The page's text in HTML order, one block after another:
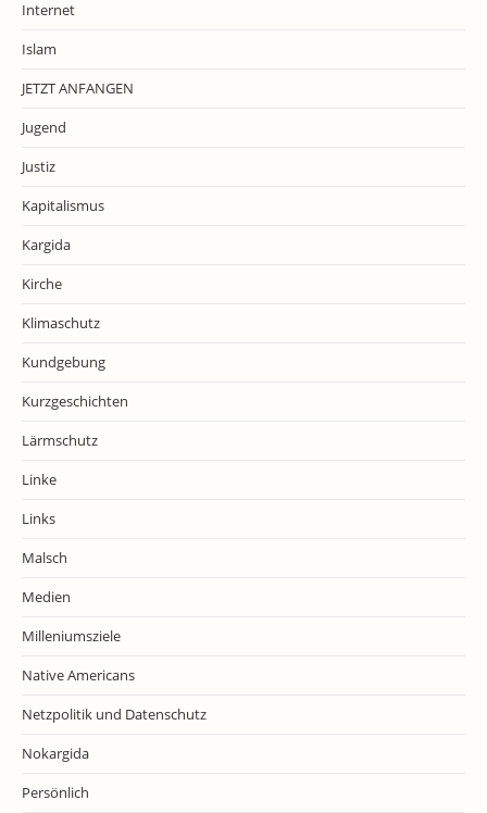
Internet
Islam
JETZT ANFANGEN
Jugend
Justiz
Kapitalismus
Kargida
Kirche
Klimaschutz
Kundgebung
Kurzgeschichten
Lärmschutz
Linke
Links
Malsch
Medien
Milleniumsziele
Native Americans
Netzpolitik und Datenschutz
Nokargida
Persönlich